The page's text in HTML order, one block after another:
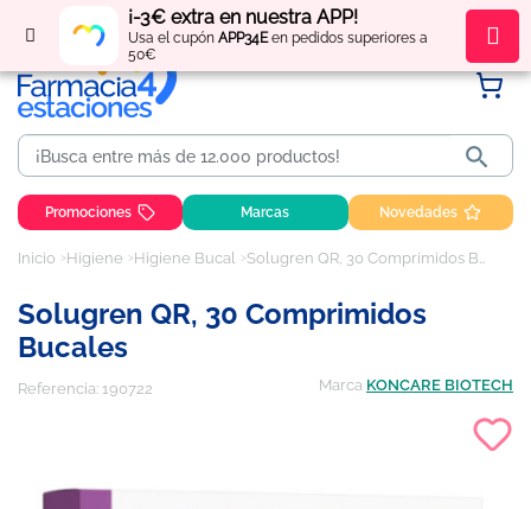
¡-3€ extra en nuestra APP!
Usa el cupón APP34Een pedidos superiores a
50€
Regístratey obténpuntos por tus compras

Promociones Marcas Novedades
Inicio Higiene Higiene Bucal Solugren QR, 30 Comprimidos Bucales
Solugren QR, 30 Comprimidos
Bucales
Referencia: 190722 Marca KONCARE BIOTECH